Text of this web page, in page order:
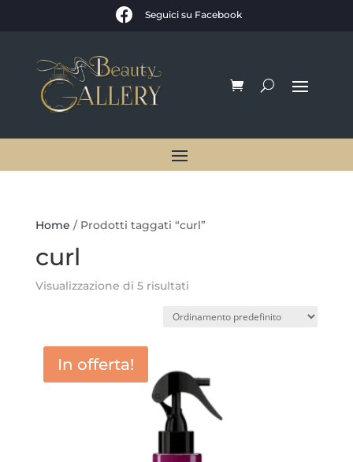
 Seguici su Facebook
Home / Prodotti taggati “curl”
curl
Visualizzazione di 5 risultati
In offerta!